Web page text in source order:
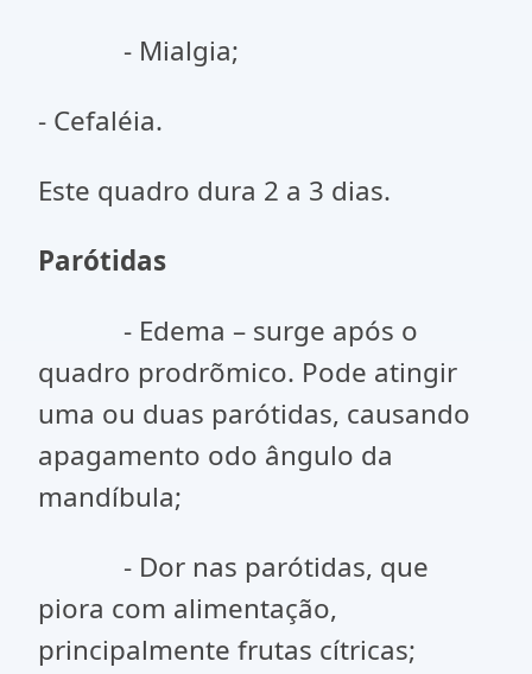
- Mialgia;
- Cefaléia.
Este quadro dura 2 a 3 dias.
Parótidas
- Edema – surge após o
quadro prodrõmico. Pode atingir
uma ou duas parótidas, causando
apagamento odo ângulo da
mandíbula;
- Dor nas parótidas, que
piora com alimentação,
principalmente frutas cítricas;